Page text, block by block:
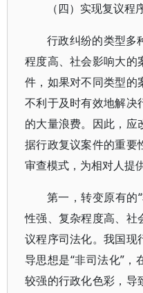
（四）实现复议程
行政纠纷的类型多
程度高、社会影响大的
件，如果对不同类型的
不利于及时有效地解决
的大量浪费。因此，应
据行政复议案件的重要
审查模式，为相对人提
第一，转变原有的
性强、复杂程度高、社
议程序司法化。我国现
导思想是“非司法化”
较强的行政化色彩，导